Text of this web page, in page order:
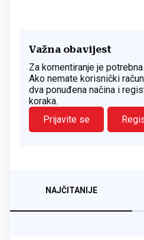
Važna obavijest
Za komentiranje je
Ako nemate korisnički
dva ponuđena načina i
koraka.
Prijavite se
NAJČITANIJE